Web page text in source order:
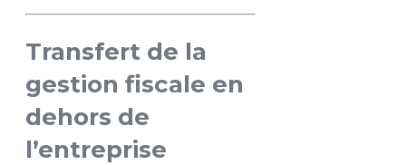
Transfert de la
gestion fiscale en
dehors de
l’entreprise